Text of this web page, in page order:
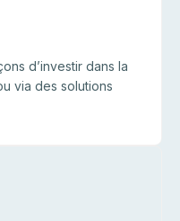
d’investir dans la
via des solutions